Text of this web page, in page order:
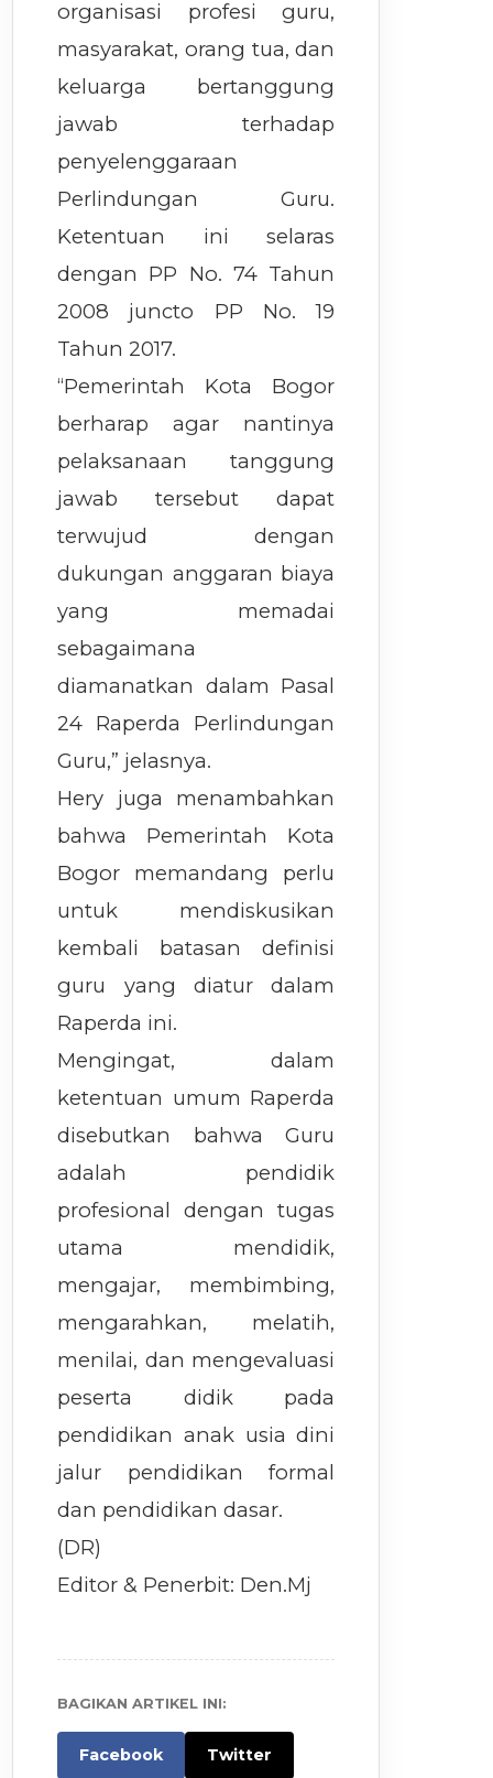
organisasi profesi guru,
masyarakat, orang tua, dan
keluarga bertanggung
jawab terhadap
penyelenggaraan
Perlindungan Guru.
Ketentuan ini selaras
dengan PP No. 74 Tahun
2008 juncto PP No. 19
Tahun 2017.
“Pemerintah Kota Bogor
berharap agar nantinya
pelaksanaan tanggung
jawab tersebut dapat
terwujud dengan
dukungan anggaran biaya
yang memadai
sebagaimana
diamanatkan dalam Pasal
24 Raperda Perlindungan
Guru,” jelasnya.
Hery juga menambahkan
bahwa Pemerintah Kota
Bogor memandang perlu
untuk mendiskusikan
kembali batasan definisi
guru yang diatur dalam
Raperda ini.
Mengingat, dalam
ketentuan umum Raperda
disebutkan bahwa Guru
adalah pendidik
profesional dengan tugas
utama mendidik,
mengajar, membimbing,
mengarahkan, melatih,
menilai, dan mengevaluasi
peserta didik pada
pendidikan anak usia dini
jalur pendidikan formal
dan pendidikan dasar.
(DR)
Editor & Penerbit: Den.Mj
BAGIKAN ARTIKEL INI:
Facebook Twitter